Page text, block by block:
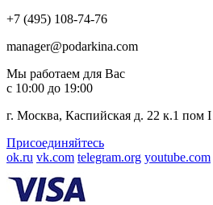
+7 (495) 108-74-76
manager@podarkina.com
Мы работаем для Вас
с 10:00 до 19:00
г. Москва, Каспийская д. 22 к.1 пом
Присоединяйтесь
ok.ru vk.com telegram.org youtube.com